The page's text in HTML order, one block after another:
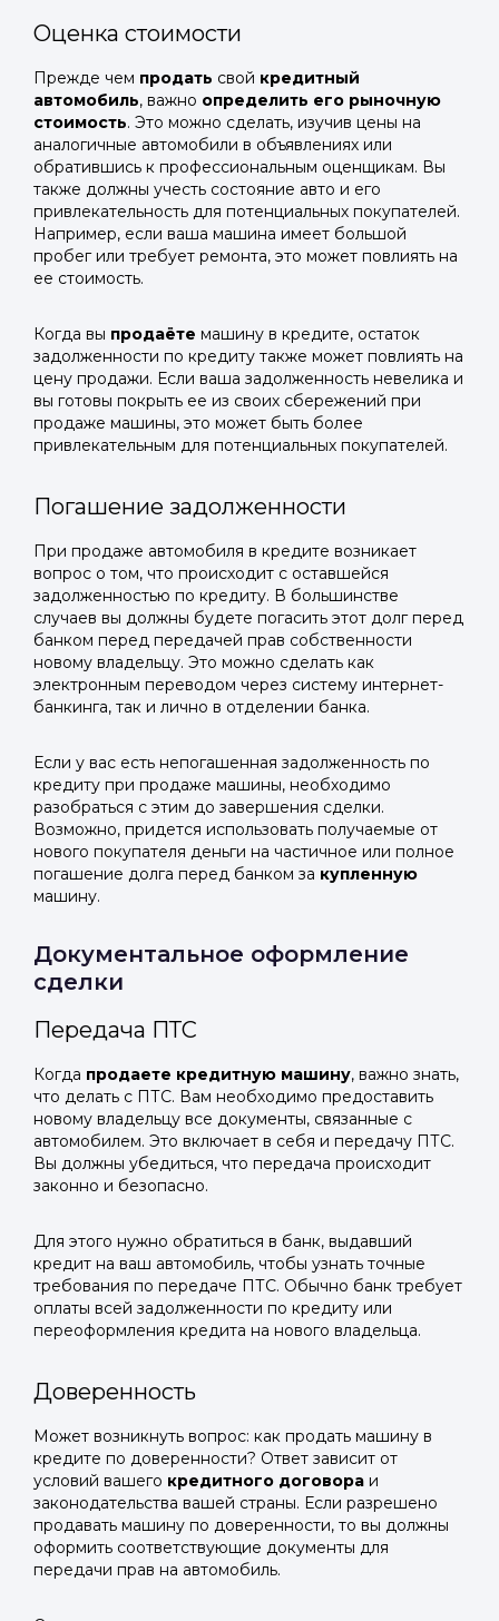
Войти в
профиль
Мы отправим код для входа на ваш
номер телефона.
Подать заявку
Отправьте заявку через мессенджер-бот — магазины
увидят её и пришлют предложения. Фото, описание и
AI-оценка прямо в чате.
Подать заявку
Отправьте заявку через мессенджер-бот — магазины
увидят её и пришлют предложения. Фото, описание и
AI-оценка прямо в чате.
Оценка стоимости
Прежде чем продать свой кредитный
автомобиль, важно определить его рыночную
стоимость. Это можно сделать, изучив цены на
аналогичные автомобили в объявлениях или
обратившись к профессиональным оценщикам. Вы
также должны учесть состояние авто и его
привлекательность для потенциальных покупателей.
Например, если ваша машина имеет большой
пробег или требует ремонта, это может повлиять на
ее стоимость.
Когда вы продаёте машину в кредите, остаток
задолженности по кредиту также может повлиять на
цену продажи. Если ваша задолженность невелика и
вы готовы покрыть ее из своих сбережений при
продаже машины, это может быть более
привлекательным для потенциальных покупателей.
Погашение задолженности
При продаже автомобиля в кредите возникает
вопрос о том, что происходит с оставшейся
задолженностью по кредиту. В большинстве
случаев вы должны будете погасить этот долг перед
банком перед передачей прав собственности
новому владельцу. Это можно сделать как
электронным переводом через систему интернет-
банкинга, так и лично в отделении банка.
Если у вас есть непогашенная задолженность по
кредиту при продаже машины, необходимо
разобраться с этим до завершения сделки.
Возможно, придется использовать получаемые от
нового покупателя деньги на частичное или полное
погашение долга перед банком за купленную
машину.
Документальное оформление
сделки
Передача ПТС
Когда продаете кредитную машину, важно знать,
что делать с ПТС. Вам необходимо предоставить
новому владельцу все документы, связанные с
автомобилем. Это включает в себя и передачу ПТС.
Вы должны убедиться, что передача происходит
законно и безопасно.
Для этого нужно обратиться в банк, выдавший
кредит на ваш автомобиль, чтобы узнать точные
требования по передаче ПТС. Обычно банк требует
оплаты всей задолженности по кредиту или
переоформления кредита на нового владельца.
Доверенность
Может возникнуть вопрос: как продать машину в
кредите по доверенности? Ответ зависит от
условий вашего кредитного договора и
законодательства вашей страны. Если разрешено
продавать машину по доверенности, то вы должны
оформить соответствующие документы для
передачи прав на автомобиль.